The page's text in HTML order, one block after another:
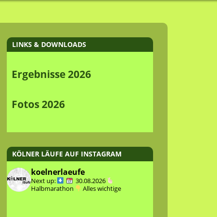
LINKS & DOWNLOADS
Ergebnisse 2026
Fotos 2026
KÖLNER LÄUFE AUF INSTAGRAM
koelnerlaeufe
Next up:
30.08.2026
Halbmarathon
Alles wichtige